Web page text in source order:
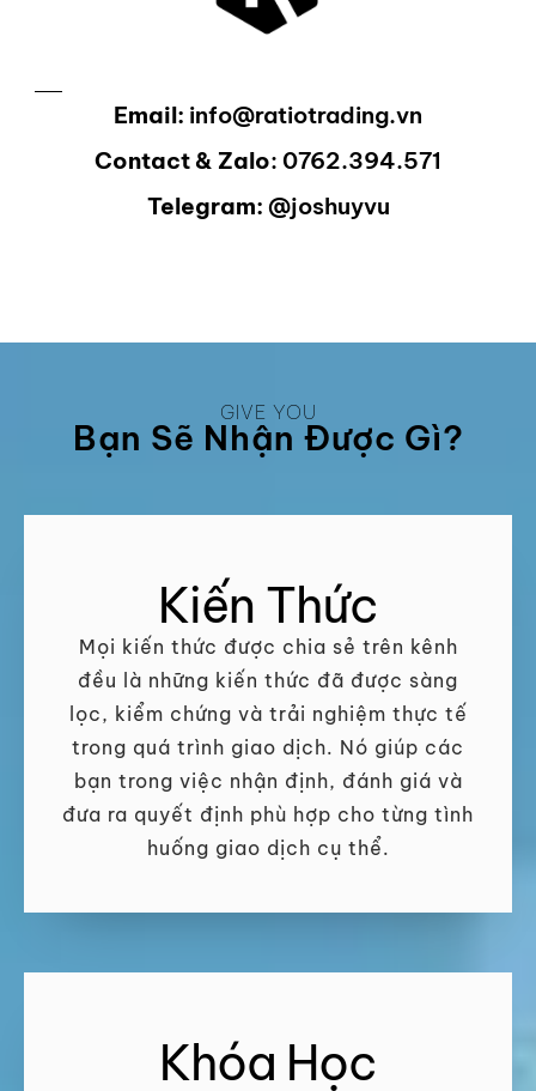
Email: info@ratiotrading.vn
Contact & Zalo: 0762.394.571
Telegram: @joshuyvu
GIVE YOU
Bạn Sẽ Nhận Được Gì?
Kiến Thức
Mọi kiến thức được chia sẻ trên kênh
đều là những kiến thức đã được sàng
lọc, kiểm chứng và trải nghiệm thực tế
trong quá trình giao dịch. Nó giúp các
bạn trong việc nhận định, đánh giá và
đưa ra quyết định phù hợp cho từng tình
huống giao dịch cụ thể.
Khóa Học